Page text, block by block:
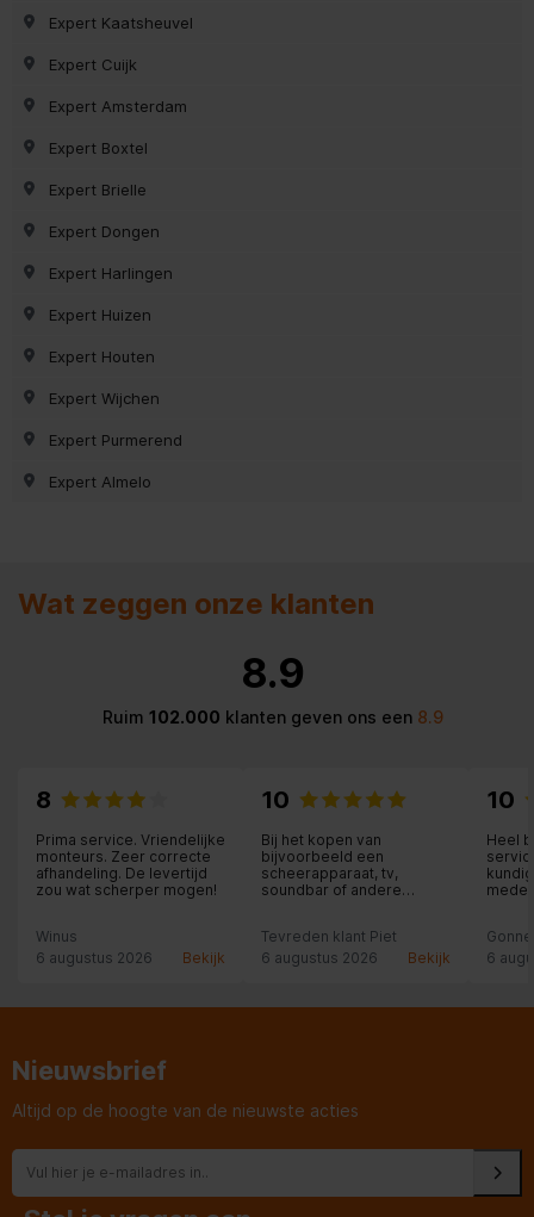
Expert Kaatsheuvel
Expert Cuijk
Expert Amsterdam
Expert Boxtel
Expert Brielle
Expert Dongen
Expert Harlingen
Expert Huizen
Expert Houten
Expert Wijchen
Expert Purmerend
Expert Almelo
Wat zeggen onze klanten
8.9
Ruim 102.000 klanten geven ons een8.9
8
Prima service. Vriendelijke
monteurs. Zeer correcte
afhandeling. De levertijd
zou wat scherper mogen!
Winus
6 augustus 2026
Bekijk
10
Bij het kopen van
bijvoorbeeld een
scheerapparaat, tv,
soundbar of andere
het juiste adres. Zeer
kundige medewerkers,
nagekomen en de
Tevreden klant Piet
6 augustus 2026
Bekijk
10
Heel
Gonne
6
Nieuwsbrief
Altijd op de hoogte van de nieuwste acties